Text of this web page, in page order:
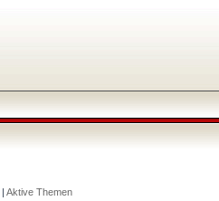
| Aktive Themen